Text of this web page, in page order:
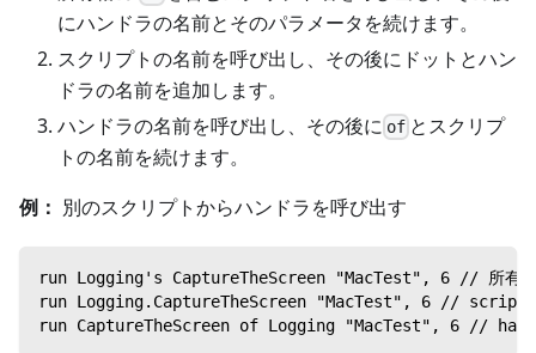
にハンドラの名前とそのパラメータを続けます。
スクリプトの名前を呼び出し、その後にドットとハン
ドラの名前を追加します。
ハンドラの名前を呼び出し、その後に of とスクリプ
トの名前を続けます。
例： 別のスクリプトからハンドラを呼び出す
run Logging's CaptureTheScreen "MacTest", 6 // 所有格の
run Logging.CaptureTheScreen "MacTest", 6 //
run CaptureTheScreen of Logging "MacTest", 6 //